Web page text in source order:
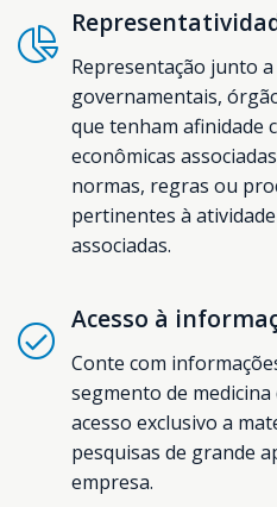
Representação junto
governamentais,
que tenham afinidade
econômicas
normas, regras ou
pertinentes à
associadas.
Acesso à
Conte com
segmento de
acesso exclusivo a
pesquisas de grande
empresa.